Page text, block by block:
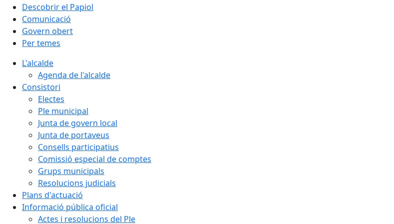
Descobrir el Papiol
Comunicació
Govern obert
Per temes
L'alcalde
Agenda de l'alcalde
Consistori
Electes
Ple municipal
Junta de govern local
Junta de portaveus
Consells participatius
Comissió especial de comptes
Grups municipals
Resolucions judicials
Plans d'actuació
Informació pública oficial
Actes i resolucions del Ple